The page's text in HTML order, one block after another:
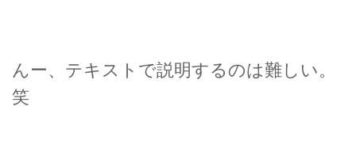
んー、テキストで説明するのは難しい。
笑